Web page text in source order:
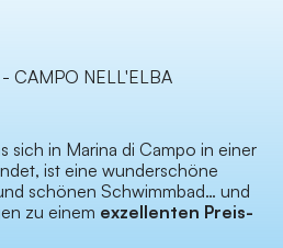
CAMPO NELL'ELBA
sich in Marina di Campo in einer
ist eine wunderschöne
schönen Schwimmbad… und
zu einem exzellenten Preis-